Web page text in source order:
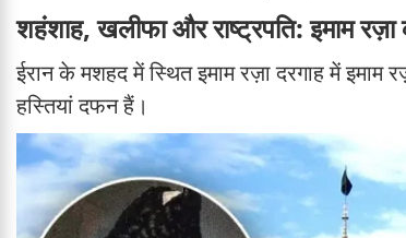
शहंशाह, खलीफा और राष्ट्रपति: इमाम
ईरान के मशहद में स्थित इमाम रज़ा दरगाह में
हस्तियां दफन हैं।